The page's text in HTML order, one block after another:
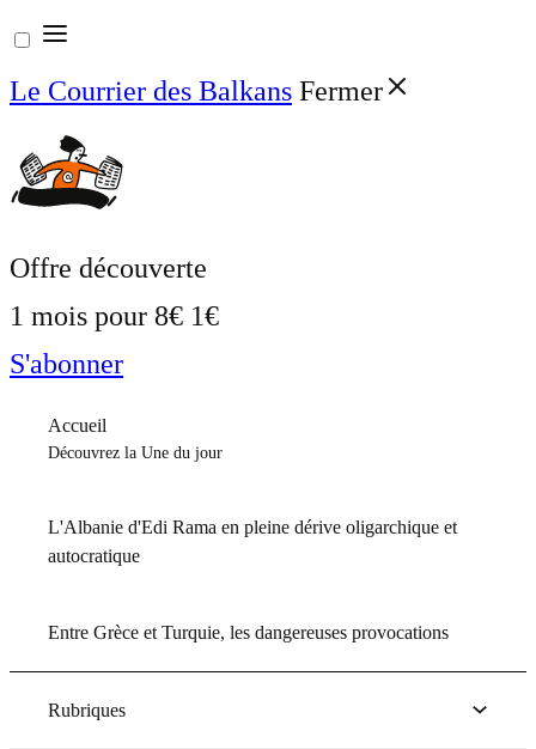
Aller
au
contenu
Le Courrier des Balkans Fermer
Offre découverte
1 mois pour 8€ 1€
S'abonner
Accueil
Découvrez la Une du jour
L'Albanie d'Edi Rama en pleine dérive oligarchique et
autocratique
Entre Grèce et Turquie, les dangereuses provocations
Rubriques